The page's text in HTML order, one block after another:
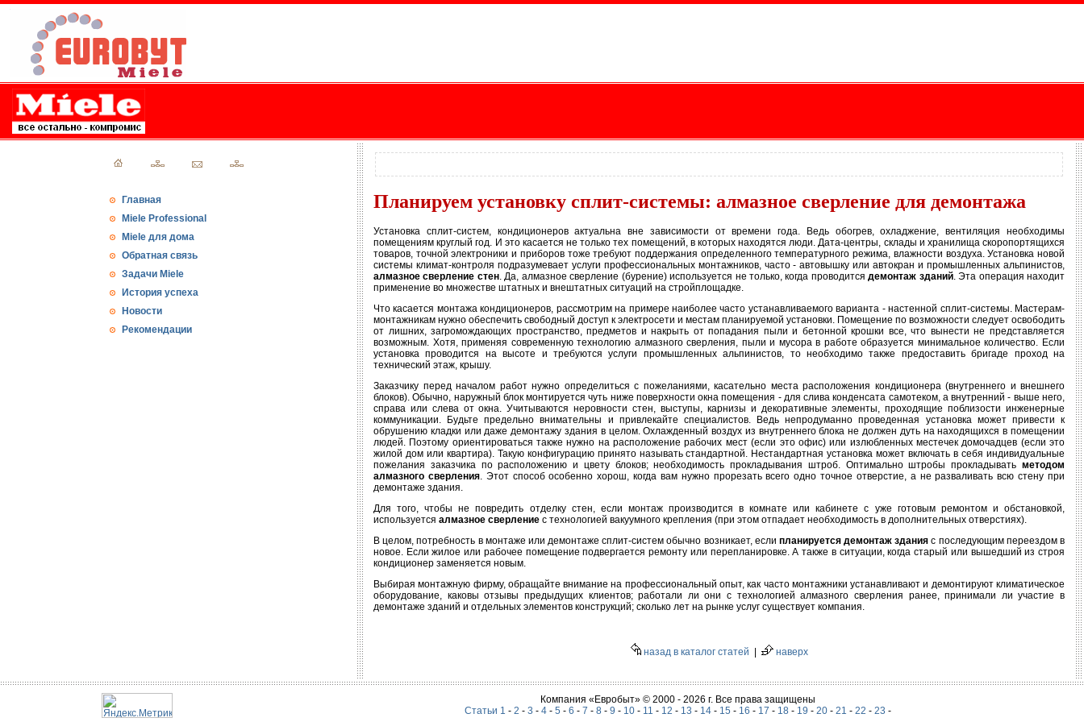
Главная
Miele Professional
Miele для дома
Обратная связь
Задачи Miele
История успеха
Новости
Рекомендации
Планируем установку сплит-системы: алмазное сверление для демонтажа
Установка сплит-систем, кондиционеров актуальна вне зависимости от времени года. Ведь обогрев, охладжение, вентиляция необходимы
помещениям круглый год. И это касается не только тех помещений, в которых находятся люди. Дата-центры, склады и хранилища скоропортящихся
товаров, точной электроники и приборов тоже требуют поддержания определенного температурного режима, влажности воздуха. Установка новой
системы климат-контроля подразумевает услуги профессиональных монтажников, часто - автовышку или автокран и промышленных альпинистов,
алмазное сверление стен. Да, алмазное сверление (бурение) используется не только, когда проводитсядемонтаж зданий. Эта операция находит
применение во множестве штатных и внештатных ситуаций на стройплощадке.
Что касается монтажа кондиционеров, рассмотрим на примере наиболее часто устанавливаемого варианта - настенной сплит-системы. Мастерам-
монтажникам нужно обеспечить свободный доступ к электросети и местам планируемой установки. Помещение по возможности следует освободить
от лишних, загромождающих пространство, предметов и накрыть от попадания пыли и бетонной крошки все, что вынести не представляется
возможным. Хотя, применяя современную технологию алмазного сверления, пыли и мусора в работе образуется минимальное количество. Если
установка проводится на высоте и требуются услуги промышленных альпинистов, то необходимо также предоставить бригаде проход на
технический этаж, крышу.
Заказчику перед началом работ нужно определиться с пожеланиями, касательно места расположения кондиционера (внутреннего и внешнего
блоков). Обычно, наружный блок монтируется чуть ниже поверхности окна помещения - для слива конденсата самотеком, а внутренний - выше него,
справа или слева от окна. Учитываются неровности стен, выступы, карнизы и декоративные элементы, проходящие поблизости инженерные
коммуникации. Будьте предельно внимательны и привлекайте специалистов. Ведь непродуманно проведенная установка может привести к
обрушению кладки или даже демонтажу здания в целом. Охлажденный воздух из внутреннего блока не должен дуть на находящихся в помещении
людей. Поэтому ориентироваться также нужно на расположение рабочих мест (если это офис) или излюбленных местечек домочадцев (если это
жилой дом или квартира). Такую конфигурацию принято называть стандартной. Нестандартная установка может включать в себя индивидуальные
пожелания заказчика по расположению и цвету блоков; необходимость прокладывания штроб. Оптимально штробы прокладывать методом
алмазного сверления. Этот способ особенно хорош, когда вам нужно прорезать всего одно точное отверстие, а не разваливать всю стену при
демонтаже здания.
Для того, чтобы не повредить отделку стен, если монтаж производится в комнате или кабинете с уже готовым ремонтом и обстановкой,
используется алмазное сверление с технологией вакуумного крепления (при этом отпадает необходимость в дополнительных отверстиях).
В целом, потребность в монтаже или демонтаже сплит-систем обычно возникает, если планируется демонтаж здания с последующим переездом в
новое. Если жилое или рабочее помещение подвергается ремонту или перепланировке. А также в ситуации, когда старый или вышедший из строя
кондиционер заменяется новым.
Выбирая монтажную фирму, обращайте внимание на профессиональный опыт, как часто монтажники устанавливают и демонтируют климатическое
оборудование, каковы отзывы предыдущих клиентов; работали ли они с технологией алмазного сверления ранее, принимали ли участие в
демонтаже зданий и отдельных элементов конструкций; сколько лет на рынке услуг существует компания.
назад в каталог статей наверх
Компания «Евробыт» © 2000 - 2026 г. Все права защищены
Статьи 1 - 2 - 3 - 4- 5 - 6 - 7 - 8- 9 - 10- 11 - 12 - 13 - 14- 15 - 16 - 17 - 18- 19 - 20- 21 - 22 - 23 -